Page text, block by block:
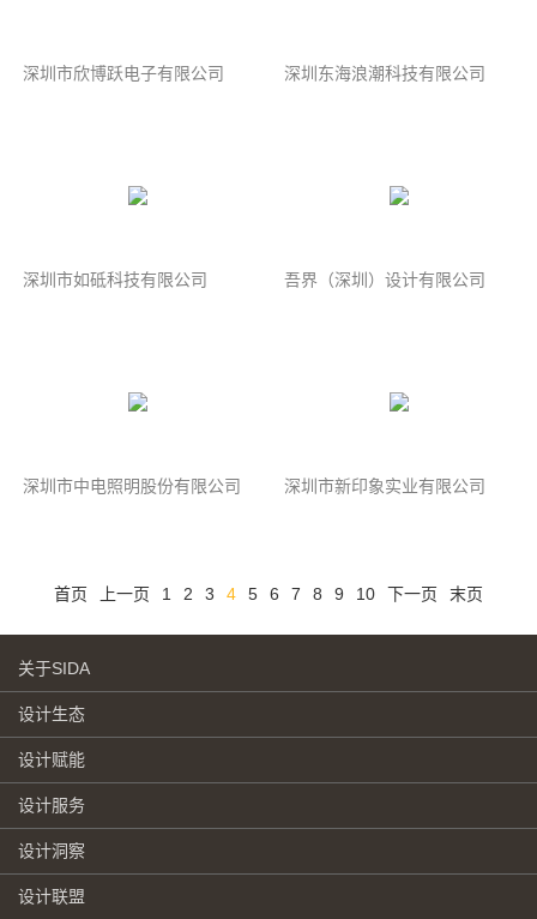
深圳市欣博跃电子有限公司 深圳东海浪潮科技有限公司
深圳市如砥科技有限公司 吾界（深圳）设计有限公司
深圳市中电照明股份有限公司 深圳市新印象实业有限公司
首页 上一页 1 2 3 4 5 6 7 8 9 10 下一页 末页
关于SIDA
设计生态
设计赋能
设计服务
设计洞察
设计联盟